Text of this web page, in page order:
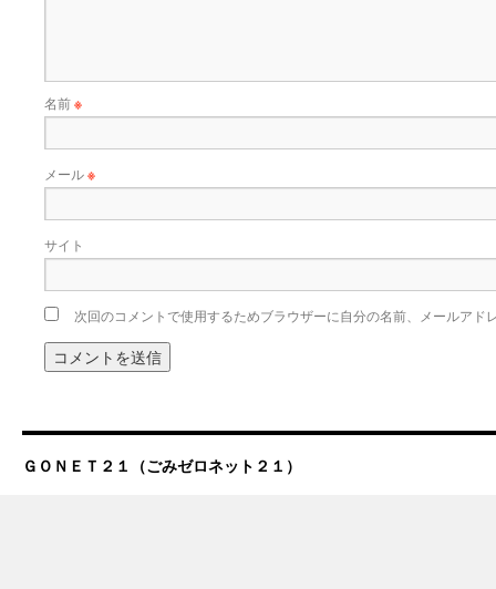
名前※
メール※
サイト
次回のコメントで使用するためブラウザーに自分の名前、メールアド
ＧＯＮＥＴ２１（ごみゼロネット２１）